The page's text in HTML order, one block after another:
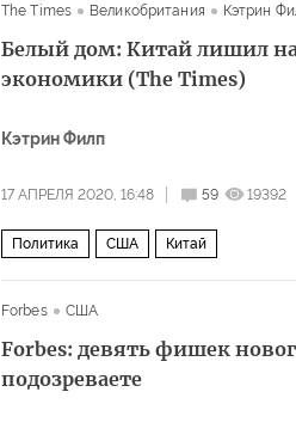
The Times Великобритания Кэтрин
Белый дом: Китай лишил
экономики (The Times)
Кэтрин Филп
17 АПРЕЛЯ 2020, 16:48 59 19392
Политика США Китай
Forbes США
Forbes: девять фишек
подозреваете